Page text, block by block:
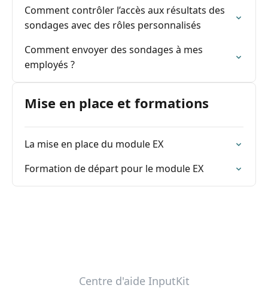
Comment contrôler l’accès aux résultats des
sondages avec des rôles personnalisés
Comment envoyer des sondages à mes
employés ?
Mise en place et formations
La mise en place du module EX
Formation de départ pour le module EX
Centre d'aide InputKit